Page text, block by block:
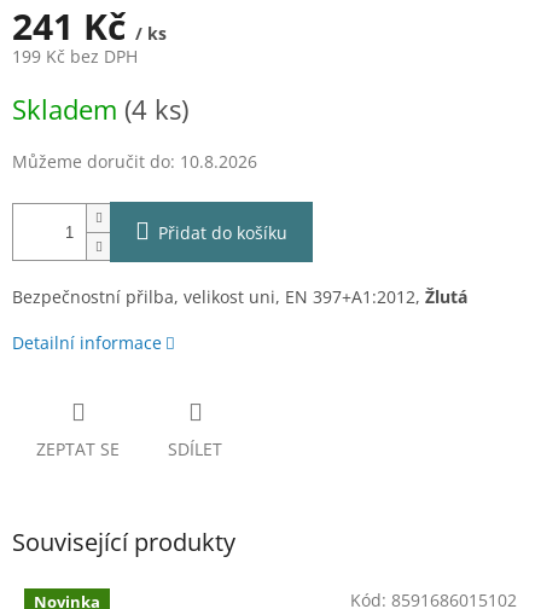
241 Kč / ks
199 Kč bez DPH
cena:
Skladem (4 ks)
Můžeme doručit do: 10.8.2026
Přidat do košíku
Bezpečnostní přilba, velikost uni, EN 397+A1:2012, Žlutá
Detailní informace
ZEPTAT SE SDÍLET
Související produkty
Novinka Kód: 8591686015102